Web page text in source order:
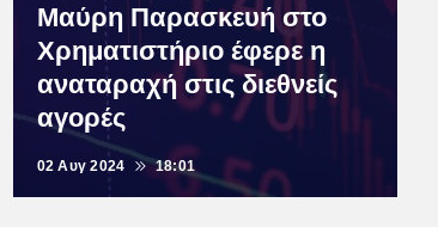
Μαύρη Παρασκευή στο
Χρηματιστήριο έφερε η
αναταραχή στις διεθνείς
αγορές
02 Αυγ 2024 18:01